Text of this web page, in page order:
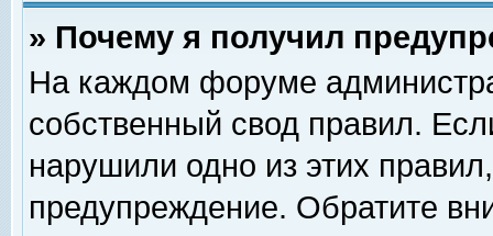
» Почему я получил
На каждом форуме
собственный свод правил.
нарушили одно из этих
предупреждение. Обратите